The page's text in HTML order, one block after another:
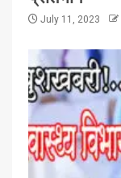
July 11, 2023